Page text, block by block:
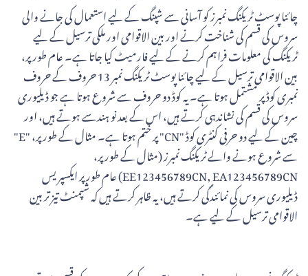
چائنا پوسٹ ٹریکنگ نمبرز کو آسانی سے شپنگ کے لیے استعمال کی جانے والی
سروس کی قسم کی شناخت کرنے اور بین الاقوامی اور ملکی ترسیل کے لیے
ٹریکنگ کی معلومات فراہم کرنے کے لیے فارمیٹ کیا جاتا ہے۔ عام طور پر،
بین الاقوامی ترسیل کے لیے چائنا پوسٹ ٹریکنگ نمبر 13 حروف کے حروف
نمبری کوڈ پر مشتمل ہوتا ہے۔ یہ کوڈ دو حروف سے شروع ہوتا ہے جو ڈیلیوری
سروس کی قسم کی نشاندہی کرتے ہیں، اس کے بعد نو ہندسے ہوتے ہیں، اور
چین کے لیے دو حرفی کنٹری کوڈ "CN" پر ختم ہوتا ہے۔ مثال کے طور پر، "E"
سے شروع ہونے والے ٹریکنگ نمبرز (مثال کے طور پر،
EE123456789CN, EA123456789CN) عام طور پر ایکسپریس
ڈیلیوری سروس کی نمائندگی کرتے ہیں، یہ ظاہر کرتے ہیں کہ شپمنٹ تیز تر بین
الاقوامی ترسیل کے لیے ہے۔